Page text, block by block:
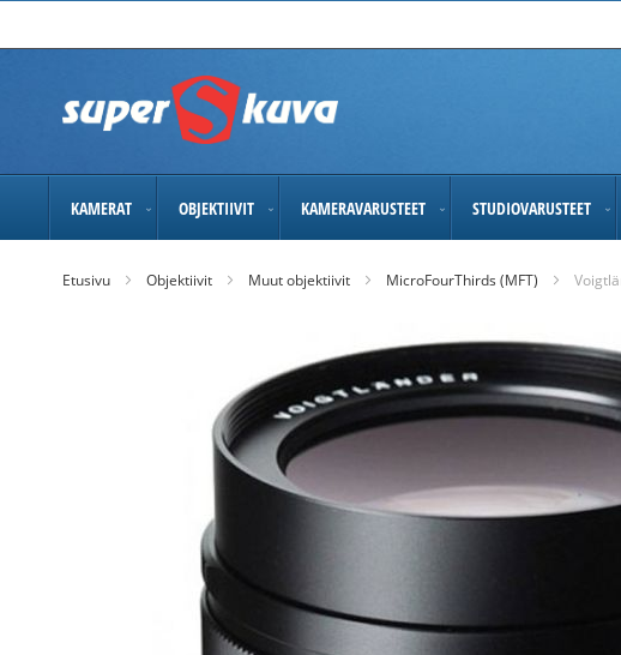
to
KAMERAT OBJEKTIIVIT KAMERAVARUSTEET STUDIOVARUSTEET
Etusivu Objektiivit Muut objektiivit MicroFourThirds (MFT)